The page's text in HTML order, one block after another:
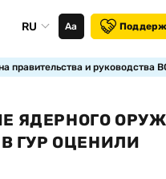
RU Аа
правительства и руководства
ЯДЕРНОГО
ГУР ОЦЕНИЛИ